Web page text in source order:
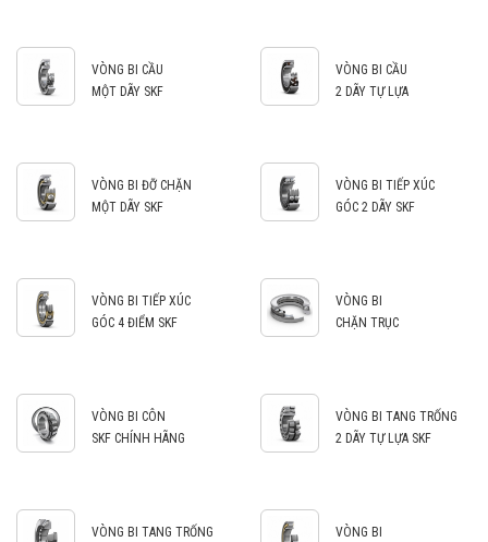
VÒNG BI CẦU
MỘT DÃY SKF
VÒNG BI CẦU
2 DÃY TỰ LỰA
VÒNG BI ĐỠ CHẶN
MỘT DÃY SKF
VÒNG BI TIẾP XÚC
GÓC 2 DÃY SKF
VÒNG BI TIẾP XÚC
GÓC 4 ĐIỂM SKF
VÒNG BI
CHẶN TRỤC
VÒNG BI CÔN
SKF CHÍNH HÃNG
VÒNG BI TANG TRỐNG
2 DÃY TỰ LỰA SKF
VÒNG BI TANG TRỐNG
VÒNG BI